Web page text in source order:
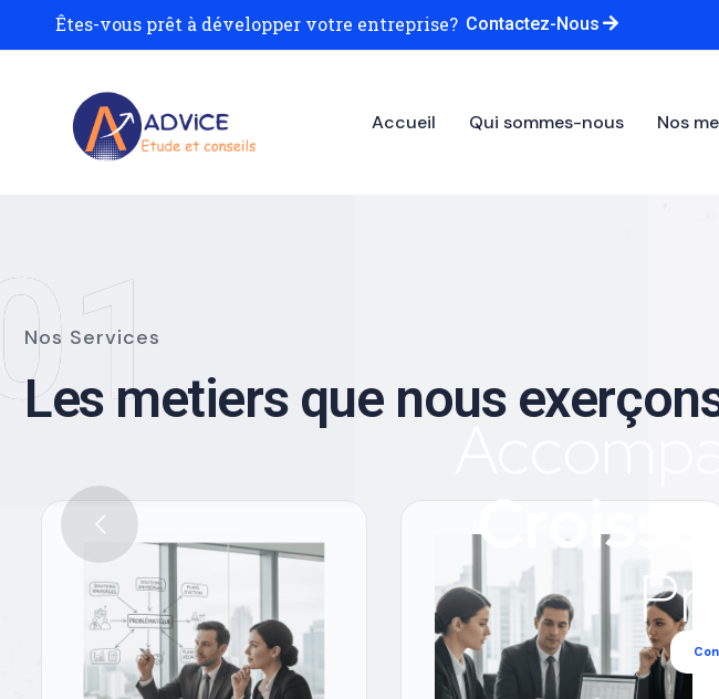
Êtes-vous prêt à développer votre entreprise? Contactez-Nous
Accueil Qui sommes-nous Nos
15
Nos Services
Les metiers que nous